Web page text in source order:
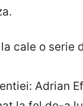
cale o serie
Adrian